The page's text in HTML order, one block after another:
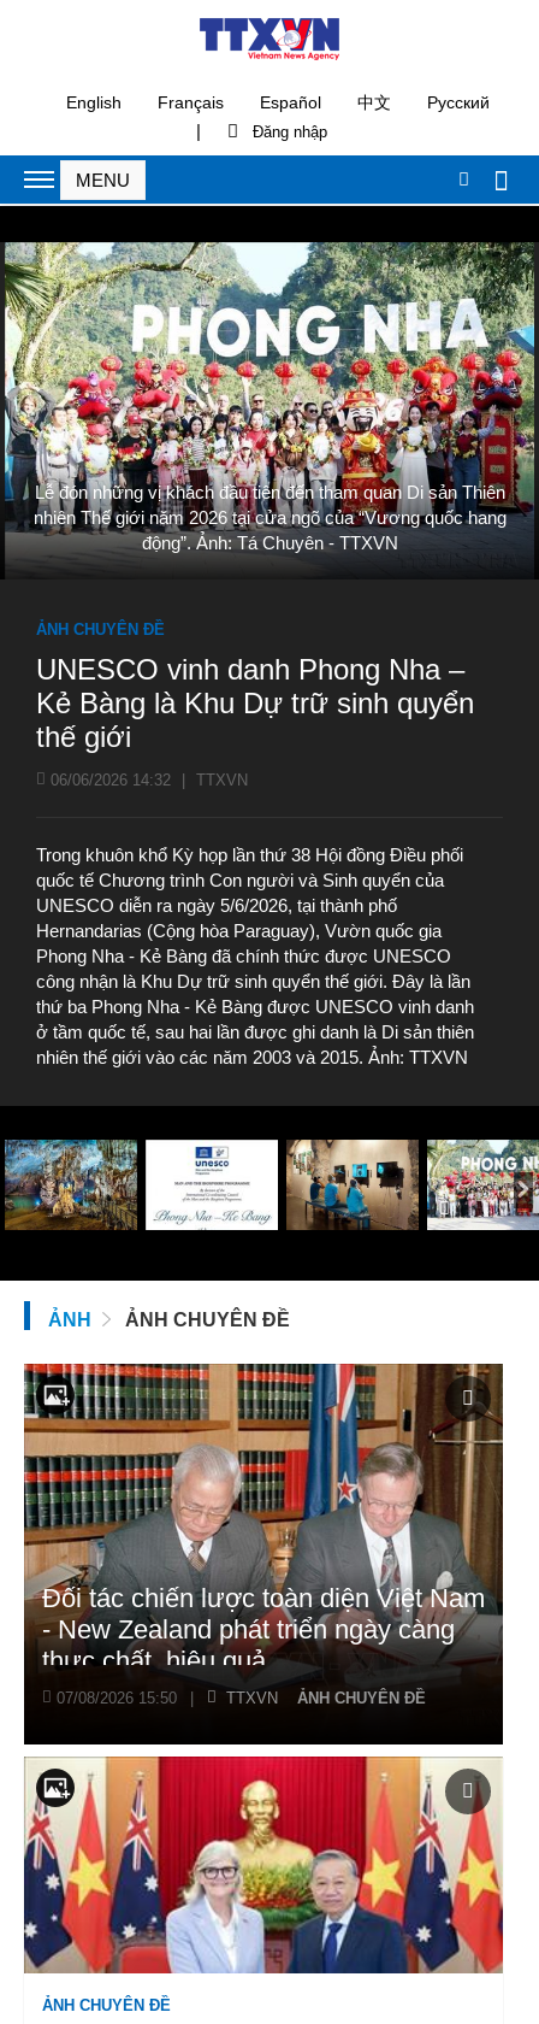
English Français Español 中文 Русский
|
Lễ đón những vị khách đầu tiên đến tham quan Di sản Thiên
nhiên Thế giới năm 2026 tại cửa ngõ của “Vương quốc hang
động”. Ảnh: Tá Chuyên - TTXVN
ẢNH CHUYÊN ĐỀ
UNESCO vinh danh Phong Nha –
Kẻ Bàng là Khu Dự trữ sinh quyển
thế giới
06/06/2026 14:32 TTXVN
Trong khuôn khổ Kỳ họp lần thứ 38 Hội đồng Điều phối
quốc tế Chương trình Con người và Sinh quyển của
UNESCO diễn ra ngày 5/6/2026, tại thành phố
Hernandarias (Cộng hòa Paraguay), Vườn quốc gia
Phong Nha - Kẻ Bàng đã chính thức được UNESCO
công nhận là Khu Dự trữ sinh quyển thế giới. Đây là lần
thứ ba Phong Nha - Kẻ Bàng được UNESCO vinh danh
ở tầm quốc tế, sau hai lần được ghi danh là Di sản thiên
nhiên thế giới vào các năm 2003 và 2015. Ảnh: TTXVN
ẢNH ẢNH CHUYÊN ĐỀ
Đối tác chiến lược toàn diện Việt Nam
- New Zealand phát triển ngày càng
thực chất, hiệu quả
07/08/2026 15:50 TTXVN ẢNH CHUYÊN ĐỀ
ẢNH CHUYÊN ĐỀ